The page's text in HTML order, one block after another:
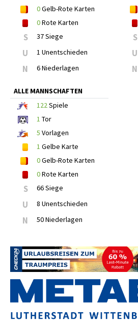
0Gelb-Rote Karten
0Rote Karten
S 37 Siege
U 1 Unentschieden
N 6 Niederlagen
S
U
N
ALLE MANNSCHAFTEN
122Spiele
1 Tor
5 Vorlagen
1 Gelbe Karte
0Gelb-Rote Karten
0Rote Karten
S 66 Siege
U 8 Unentschieden
N 50 Niederlagen